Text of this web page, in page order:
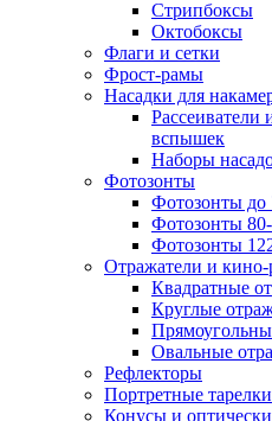
Стрипбоксы
Октобоксы
Флаги и сетки
Фрост-рамы
Насадки для
Рассеиватели
вспышек
Наборы
Фотозонты
Фотозонты до
Фотозонты
Фотозонты
Отражатели и
Квадратные
Круглые
Овальные
Рефлекторы
Портретные тарелки
Конусы и